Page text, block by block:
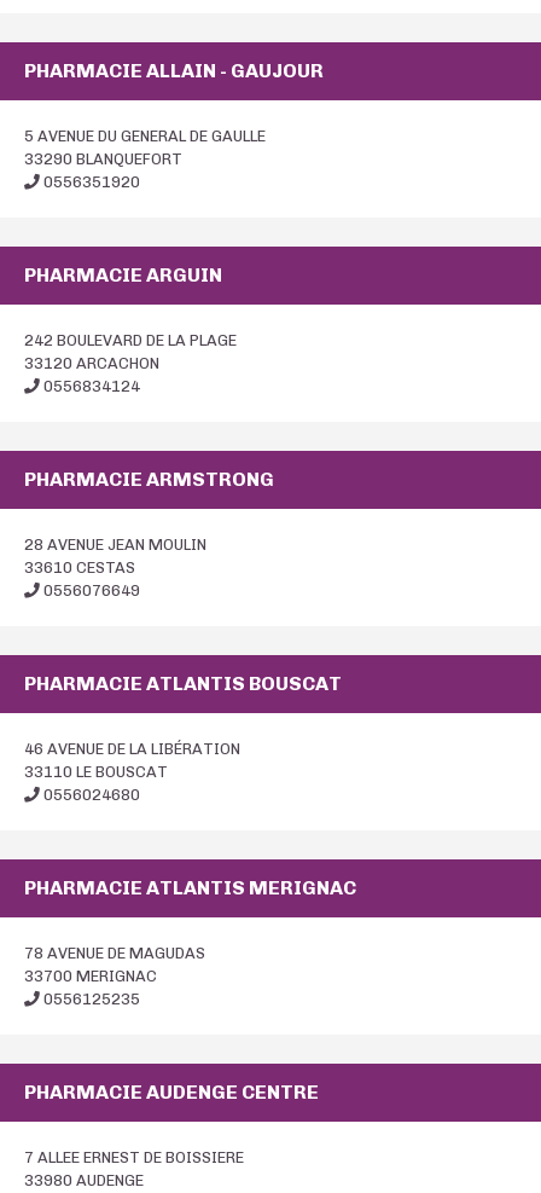
PHARMACIE ALLAIN - GAUJOUR
5 AVENUE DU GENERAL DE GAULLE
33290 BLANQUEFORT
0556351920
PHARMACIE ARGUIN
242 BOULEVARD DE LA PLAGE
33120 ARCACHON
0556834124
PHARMACIE ARMSTRONG
28 AVENUE JEAN MOULIN
33610 CESTAS
0556076649
PHARMACIE ATLANTIS BOUSCAT
46 AVENUE DE LA LIBÉRATION
33110 LE BOUSCAT
0556024680
PHARMACIE ATLANTIS MERIGNAC
78 AVENUE DE MAGUDAS
33700 MERIGNAC
0556125235
PHARMACIE AUDENGE CENTRE
7 ALLEE ERNEST DE BOISSIERE
33980 AUDENGE